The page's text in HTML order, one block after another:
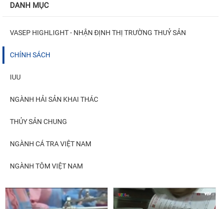
DANH MỤC
VASEP HIGHLIGHT - NHẬN ĐỊNH THỊ TRƯỜNG THUỶ SẢN
CHÍNH SÁCH
IUU
NGÀNH HẢI SẢN KHAI THÁC
THỦY SẢN CHUNG
NGÀNH CÁ TRA VIỆT NAM
NGÀNH TÔM VIỆT NAM